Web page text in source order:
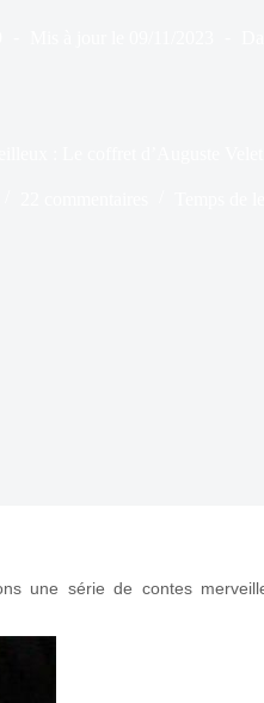
une série de contes